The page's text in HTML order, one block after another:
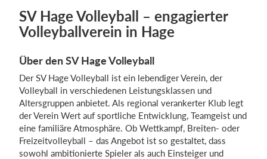
Mitgliedsbeitrag
Vereins App
Belegungsplan
Was kostet es?
Deutsch
SV Hage Volleyball – engagierter
Volleyballverein in Hage
Über den SV Hage Volleyball
Der SV Hage Volleyball ist ein lebendiger Verein, der
Volleyball in verschiedenen Leistungsklassen und
Altersgruppen anbietet. Als regional verankerter Klub legt
der Verein Wert auf sportliche Entwicklung, Teamgeist und
eine familiäre Atmosphäre. Ob Wettkampf, Breiten- oder
Freizeitvolleyball – das Angebot ist so gestaltet, dass
sowohl ambitionierte Spieler als auch Einsteiger und